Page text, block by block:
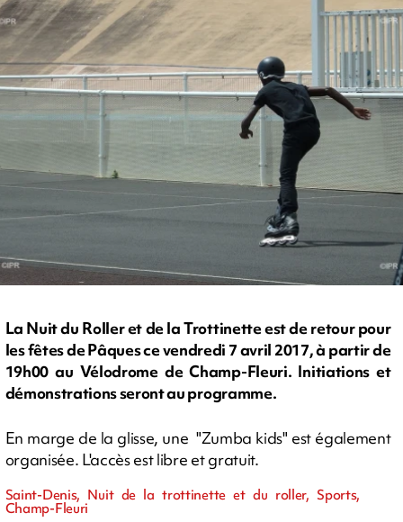
La Nuit du Roller et de la Trottinette est de retour pour
les fêtes de Pâques ce vendredi 7 avril 2017, à partir de
19h00 au Vélodrome de Champ-Fleuri. Initiations et
démonstrations seront au programme.
En marge de la glisse, une "Zumba kids" est également
organisée. L'accès est libre et gratuit.
Saint-Denis, Nuit de la trottinette et du roller, Sports,
Champ-Fleuri